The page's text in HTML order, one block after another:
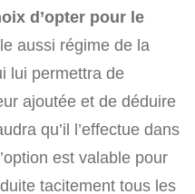
d’opter pour le
aussi régime de la
lui permettra de
ajoutée et de déduire
qu’il l’effectue dans
est valable pour
tacitement tous les